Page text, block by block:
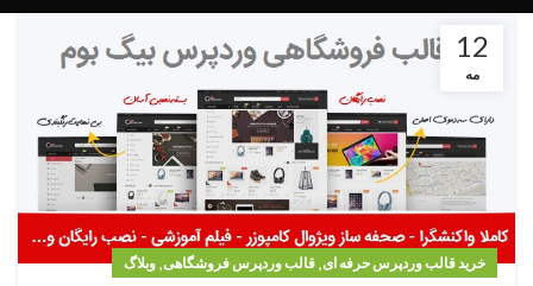
12
مه
خرید قالب وردپرس حرفه ای, قالب وردپرس فروشگاهی, وبلاگ